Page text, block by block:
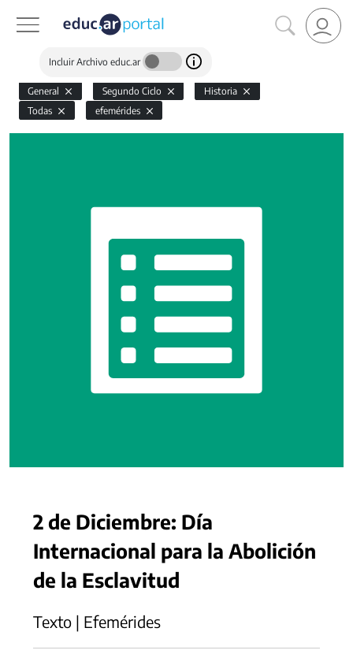
Incluir Archivo educ.ar
General Segundo Ciclo
Historia
Todas
efemérides
2 de Diciembre: Día
Internacional para la Abolición
de la Esclavitud
Texto | Efemérides